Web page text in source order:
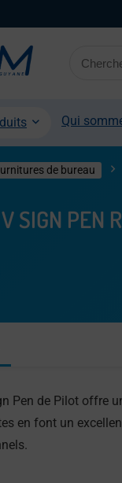
Qui
de bureau
SIGN PEN
Pen de Pilot offre
en font un